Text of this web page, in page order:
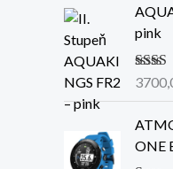
pink
Hodn
5
ONE